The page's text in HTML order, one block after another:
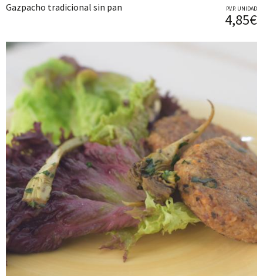
Gazpacho tradicional sin pan P.V.P. UNIDAD
4,85€